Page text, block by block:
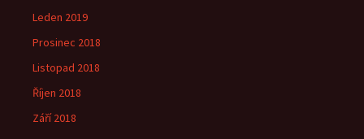
Leden 2019
Prosinec 2018
Listopad 2018
Říjen 2018
Září 2018